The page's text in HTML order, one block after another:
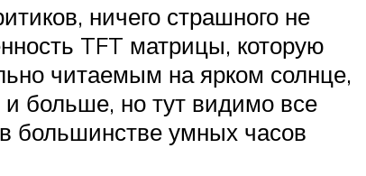
ничего страшного не
TFT матрицы, которую
читаемым на ярком солнце,
больше, но тут видимо все
большинстве умных часов